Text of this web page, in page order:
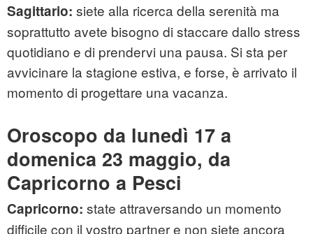
Sagittario: siete alla ricerca della serenità ma
soprattutto avete bisogno di staccare dallo stress
quotidiano e di prendervi una pausa. Si sta per
avvicinare la stagione estiva, e forse, è arrivato il
momento di progettare una vacanza.
Oroscopo da lunedì 17 a
domenica 23 maggio, da
Capricorno a Pesci
Capricorno: state attraversando un momento
difficile con il vostro partner e non siete ancora